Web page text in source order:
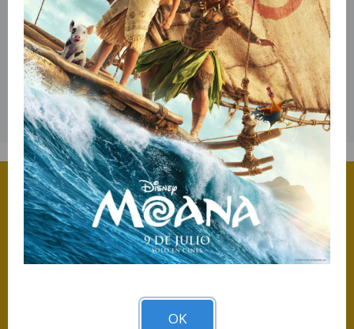
FORMATO:2D
GENERO:Acción. Fantástico | Artes
marciales. Videojuego
CLASIFICACIÓN:+12
DURACIÓN:0 MIN
OK